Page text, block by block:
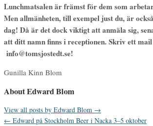
Lunchmatsalen är främst för dem som
Men allmänheten, till exempel just du, är
dag! Då är det dock viktigt att anmäla sig,
att ditt namn finns i receptionen. Skriv ett
info@tomsjostedt.se!
Gunilla Kinn Blom
About Edward Blom
View all posts by Edward Blom →
← Edward på Stockholm Beer i Nacka 3–5 oktober